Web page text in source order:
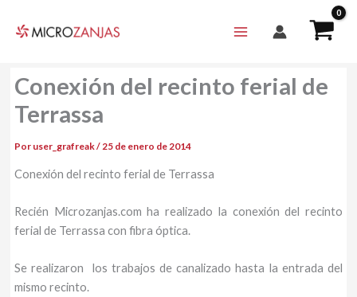
Conexión del recinto ferial de
Terrassa
Por user_grafreak/25 de enero de 2014
Conexión del recinto ferial de Terrassa
Recién Microzanjas.com ha realizado la conexión del recinto
ferial de Terrassa con fibra óptica.
Se realizaron los trabajos de canalizado hasta la entrada del
mismo recinto.